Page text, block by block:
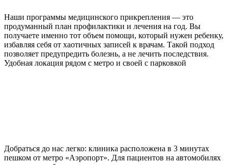
Наши программы медицинского прикрепления — это
продуманный план профилактики и лечения на год. Вы
получаете именно тот объем помощи, который нужен ребенку,
избавляя себя от хаотичных записей к врачам. Такой подход
позволяет предупредить болезнь, а не лечить последствия.
Удобная локация рядом с метро и своей с парковкой
Добраться до нас легко: клиника расположена в 3 минутах
пешком от метро «Аэропорт». Для пациентов на автомобилях